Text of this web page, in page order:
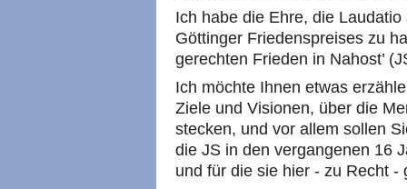
Ich habe die Ehre, die
Göttinger Friedenspreises zu
gerechten Frieden in Nahost’
Ich möchte Ihnen etwas
Ziele und Visionen, über die
stecken, und vor allem sollen
die JS in den vergangenen 16
und für die sie hier - zu Recht -